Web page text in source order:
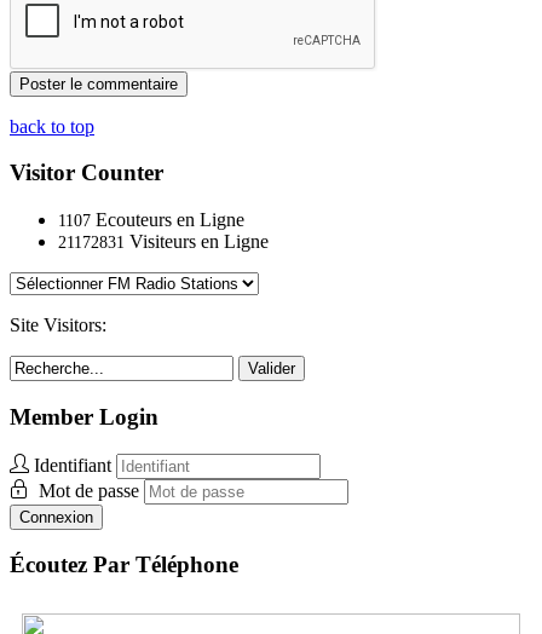
back to top
Visitor Counter
1107 Ecouteurs en Ligne
21172831 Visiteurs en Ligne
Site Visitors:
Valider
Member Login
Identifiant
Mot de passe
Connexion
Écoutez Par Téléphone